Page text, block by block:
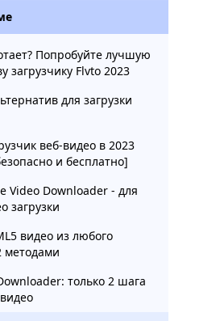
Попробуйте лучшую
загрузчику Flvto 2023
для загрузки
веб-видео в 2023
и бесплатно]
Video Downloader - для
загрузки
видео из любого
методами
только 2 шага